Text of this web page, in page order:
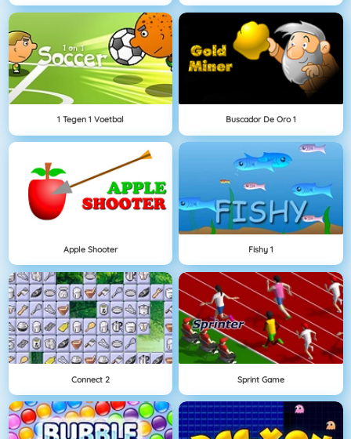
1 Tegen 1 Voetbal Buscador De Oro 1
Apple Shooter Fishy 1
Connect 2 Sprint Game